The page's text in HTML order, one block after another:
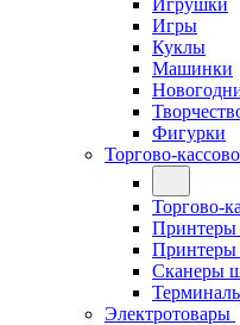
Игрушки
Игры
Куклы
Машинки
Фигурки
Торгово-
Торгово-
Принтеры
Принтеры
Сканеры
Электротовары